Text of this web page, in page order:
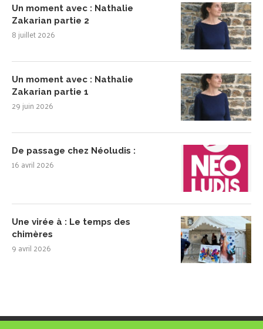
Un moment avec : Nathalie
Zakarian partie 2
8 juillet 2026
Un moment avec : Nathalie
Zakarian partie 1
29 juin 2026
De passage chez Néoludis :
16 avril 2026
Une virée à : Le temps des
chimères
9 avril 2026